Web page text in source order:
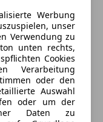
Werbung
unser
Verwendung zu
unten rechts,
Cookies
Verarbeitung
oder den
Auswahl
oder um der
Daten zu